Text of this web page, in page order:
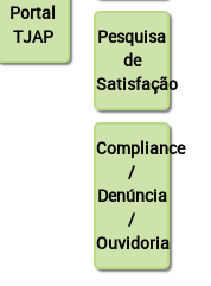
Portal
TJAP
Pesquisa
de
Satisfação
Compliance
/
Denúncia
/
Ouvidoria